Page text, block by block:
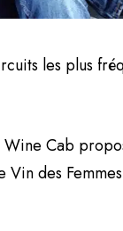
les plus
Cab
des